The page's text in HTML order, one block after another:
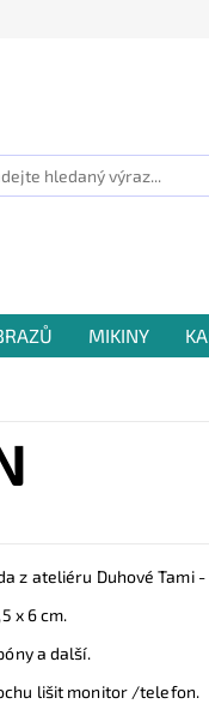
MIKINY
z ateliéru Duhové Tami -
x 6 cm.
a další.
lišit monitor /telefon.